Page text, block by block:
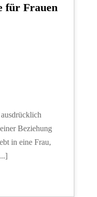
für Frauen
Beziehung
in eine Frau,